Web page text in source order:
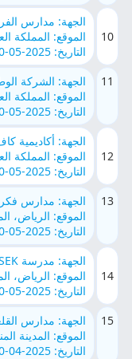
10
الجهة: مدارس
الموقع: المملكة
التاريخ: 2025-05-10
11
الجهة: الشركة
الموقع: المملكة
التاريخ: 2025-05-10
12
الجهة: أكاديمية
الموقع: المملكة
التاريخ: 2025-05-10
13
الجهة: مدارس فكر
الموقع: الرياض،
التاريخ: 2025-05-10
14
الجهة: مدرسة SEK الدولية بالرياض
الموقع: الرياض،
التاريخ: 2025-05-10
15
الجهة: مدارس
الموقع: المدينة
التاريخ: 2025-04-30